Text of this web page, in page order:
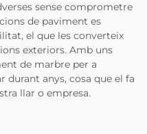
sense comprometre
de paviment es
el que les converteix
exteriors. Amb uns
de marbre per a
durant anys, cosa que el fa
llar o empresa.